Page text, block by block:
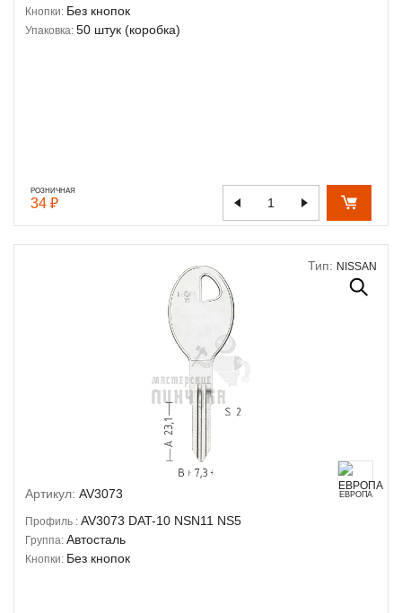
Кнопки: Без кнопок
Упаковка: 50 штук (коробка)
РОЗНИЧНАЯ
34 ₽
Тип: NISSAN
Артикул: AV3073 ЕВРОПА
Профиль : AV3073 DAT-10 NSN11 NS5
Группа: Автосталь
Кнопки: Без кнопок